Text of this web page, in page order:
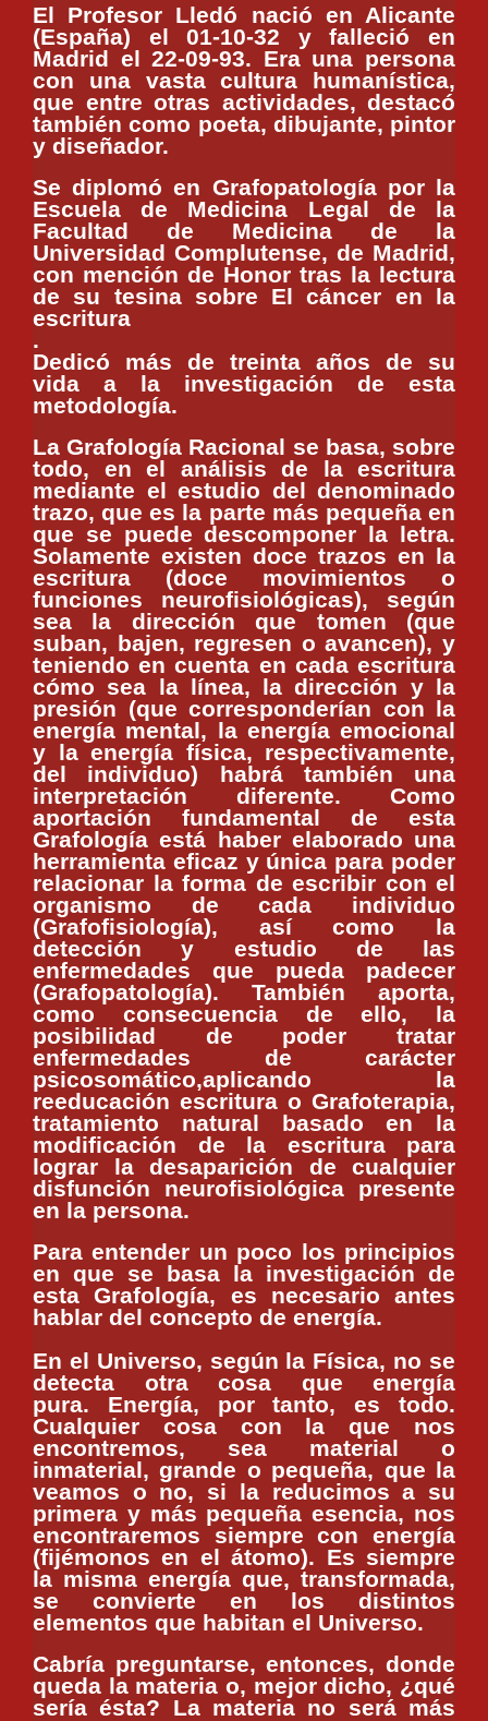
El Profesor Lledó nació en Alicante
(España) el 01-10-32 y falleció en
Madrid el 22-09-93. Era una persona
con una vasta cultura humanística,
que entre otras actividades, destacó
también como poeta, dibujante, pintor
y diseñador.
Se diplomó en Grafopatología por la
Escuela de Medicina Legal de la
Facultad de Medicina de la
Universidad Complutense, de Madrid,
con mención de Honor tras la lectura
de su tesina sobre El cáncer en la
escritura
.
Dedicó más de treinta años de su
vida a la investigación de esta
metodología.
La Grafología Racional se basa, sobre
todo, en el análisis de la escritura
mediante el estudio del denominado
trazo, que es la parte más pequeña en
que se puede descomponer la letra.
Solamente existen doce trazos en la
escritura (doce movimientos o
funciones neurofisiológicas), según
sea la dirección que tomen (que
suban, bajen, regresen o avancen), y
teniendo en cuenta en cada escritura
cómo sea la línea, la dirección y la
presión (que corresponderían con la
energía mental, la energía emocional
y la energía física, respectivamente,
del individuo) habrá también una
interpretación diferente. Como
aportación fundamental de esta
Grafología está haber elaborado una
herramienta eficaz y única para poder
relacionar la forma de escribir con el
organismo de cada individuo
(Grafofisiología), así como la
detección y estudio de las
enfermedades que pueda padecer
(Grafopatología). También aporta,
como consecuencia de ello, la
posibilidad de poder tratar
enfermedades de carácter
psicosomático,aplicando la
reeducación escritura o Grafoterapia,
tratamiento natural basado en la
modificación de la escritura para
lograr la desaparición de cualquier
disfunción neurofisiológica presente
en la persona.
Para entender un poco los principios
en que se basa la investigación de
esta Grafología, es necesario antes
hablar del concepto de energía.
En el Universo, según la Física, no se
detecta otra cosa que energía
pura. Energía, por tanto, es todo.
Cualquier cosa con la que nos
encontremos, sea material o
inmaterial, grande o pequeña, que la
veamos o no, si la reducimos a su
primera y más pequeña esencia, nos
encontraremos siempre con energía
(fijémonos en el átomo). Es siempre
la misma energía que, transformada,
se convierte en los distintos
elementos que habitan el Universo.
Cabría preguntarse, entonces, donde
queda la materia o, mejor dicho, ¿qué
sería ésta? La materia no será más